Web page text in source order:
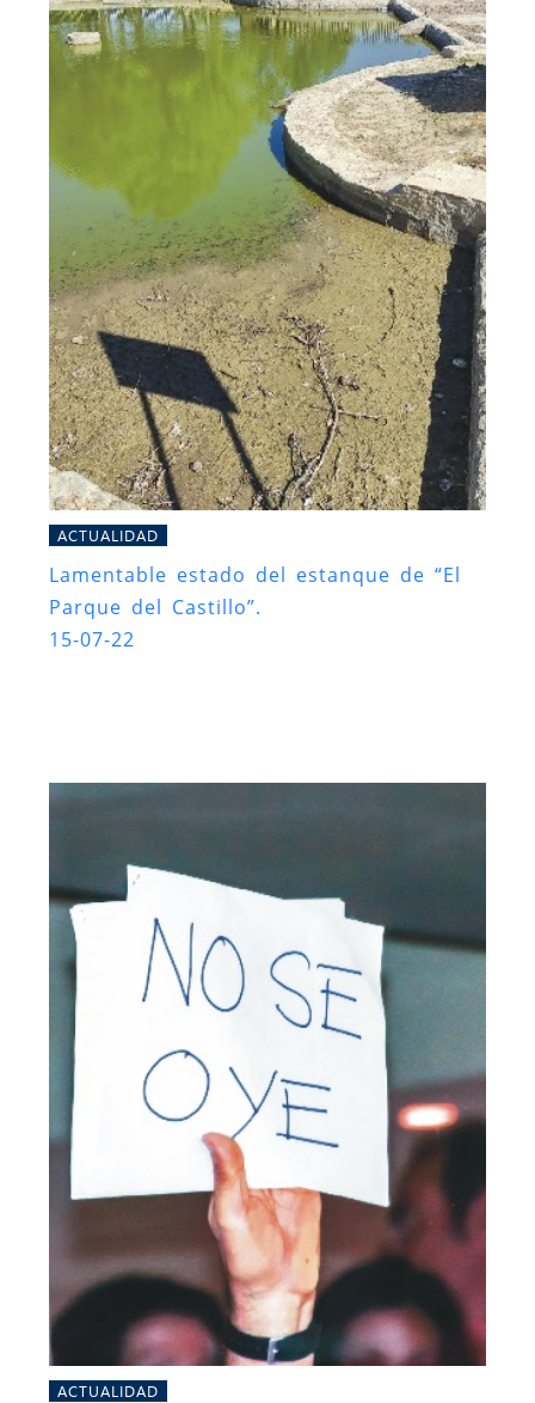
ACTUALIDAD
Lamentable estado del estanque de “El
Parque del Castillo”.
15-07-22
ACTUALIDAD